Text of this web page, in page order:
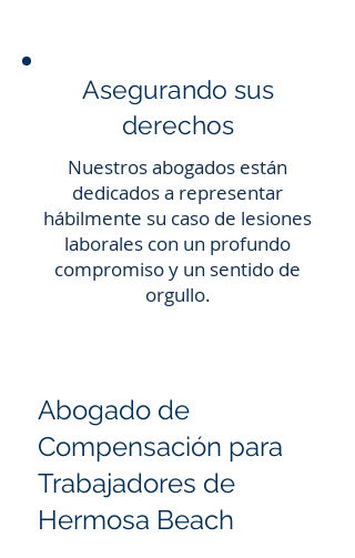
Asegurando sus
derechos
Nuestros abogados están
dedicados a representar
hábilmente su caso de lesiones
laborales con un profundo
compromiso y un sentido de
orgullo.
Abogado de
Compensación para
Trabajadores de
Hermosa Beach